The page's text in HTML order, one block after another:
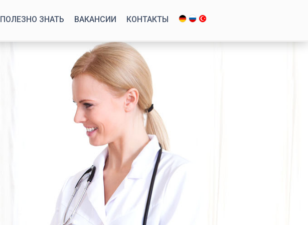
ПОЛЕЗНО ЗНАТЬ ВАКАНСИИ КОНТАКТЫ